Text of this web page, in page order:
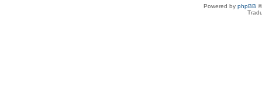
Powered by phpBB